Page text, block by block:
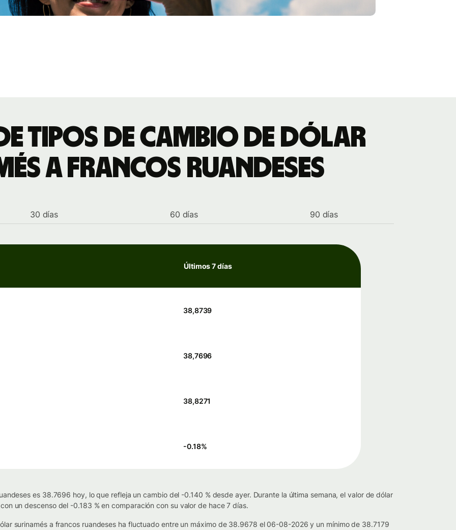
tipos de cambio de dólar
a francos ruandeses
30 días 60 días 90 días
Últimos 7 días
38,8739
38,7696
38,8271
-0.18%
es 38.7696 hoy, lo que refleja un cambio del -0.140 % desde ayer. Durante la última semana, el valor de dólar
un descenso del -0.183 % en comparación con su valor de hace 7 días.
surinamés a francos ruandeses ha fluctuado entre un máximo de 38.9678 el 06-08-2026 y un mínimo de 38.7179